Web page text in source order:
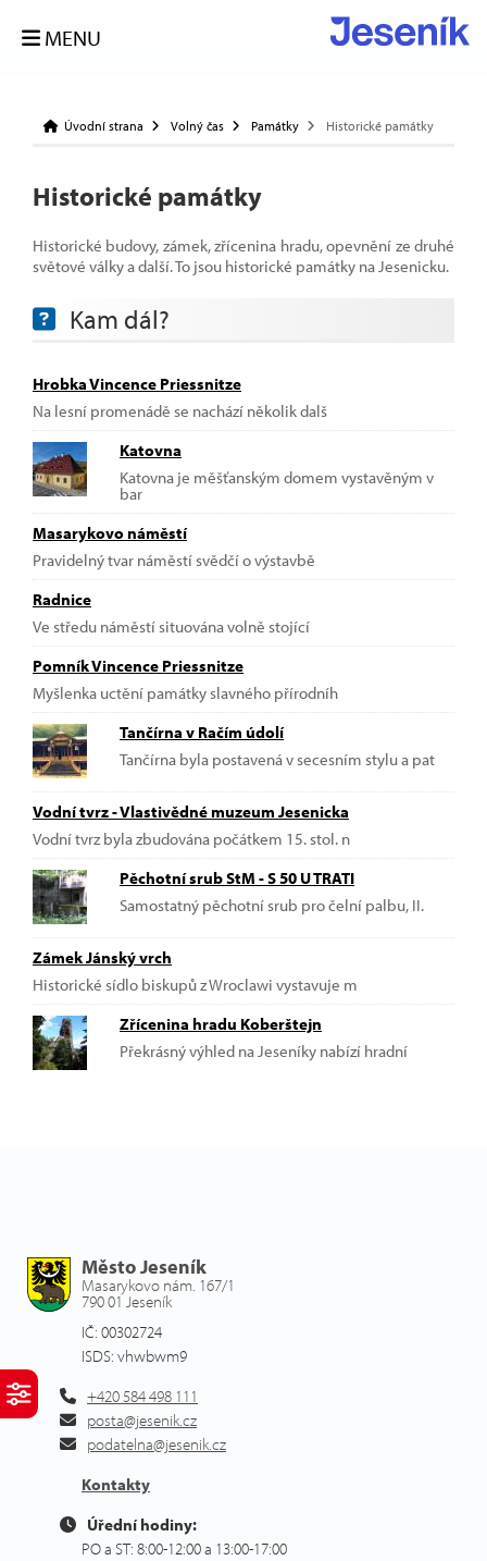
MENU
Úvodní strana Volný čas Památky Historické památky
Historické památky
Historické budovy, zámek, zřícenina hradu, opevnění ze druhé
světové války a další. To jsou historické památky na Jesenicku.
Kam dál?
Hrobka Vincence Priessnitze
Na lesní promenádě se nachází několik dalš
Katovna
Katovna je měšťanským domem vystavěným v
bar
Masarykovo náměstí
Pravidelný tvar náměstí svědčí o výstavbě
Radnice
Ve středu náměstí situována volně stojící
Pomník Vincence Priessnitze
Myšlenka uctění památky slavného přírodníh
Tančírna v Račím údolí
Tančírna byla postavená v secesním stylu a pat
Vodní tvrz - Vlastivědné muzeum Jesenicka
Vodní tvrz byla zbudována počátkem 15. stol. n
Pěchotní srub StM - S 50 U TRATI
Samostatný pěchotní srub pro čelní palbu, II.
Zámek Jánský vrch
Historické sídlo biskupů z Wroclawi vystavuje m
Zřícenina hradu Koberštejn
Překrásný výhled na Jeseníky nabízí hradní
Město Jeseník
Masarykovo nám. 167/1
790 01 Jeseník
IČ: 00302724
ISDS: vhwbwm9
+420 584 498 111
posta@jesenik.cz
podatelna@jesenik.cz
Kontakty
Úřední hodiny:
PO a ST: 8:00-12:00 a 13:00-17:00